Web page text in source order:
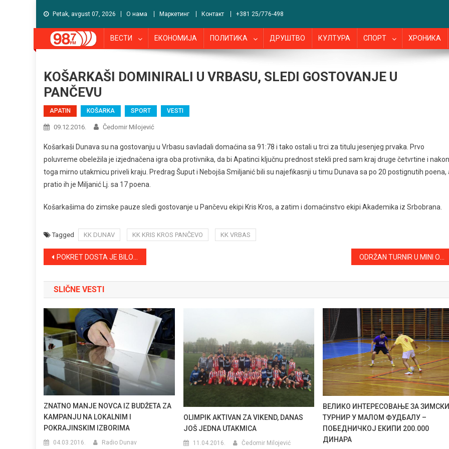
Petak, avgust 07, 2026 О нама Маркетинг Контакт +381 25/776-498
ВЕСТИ ЕКОНОМИЈА ПОЛИТИКА ДРУШТВО КУЛТУРА СПОРТ ХРОНИКА
KOŠARKAŠI DOMINIRALI U VRBASU, SLEDI GOSTOVANJE U
PANČEVU
APATIN KOŠARKA SPORT VESTI
09.12.2016. Čedomir Milojević
Košarkaši Dunava su na gostovanju u Vrbasu savladali domaćina sa 91:78 i tako ostali u trci za titulu jesenjeg prvaka. Prvo
poluvreme obeležila je izjednačena igra oba protivnika, da bi Apatinci ključnu prednost stekli pred sam kraj druge četvrtine i nakon
toga mirno utakmicu priveli kraju. Predrag Šuput i Nebojša Smiljanić bili su najefikasnji u timu Dunava sa po 20 postignutih poena,
pratio ih je Miljanić Lj. sa 17 poena.
Košarkašima do zimske pauze sledi gostovanje u Pančevu ekipi Kris Kros, a zatim i domaćinstvo ekipi Akademika iz Srbobrana.
Tagged KK DUNAV KK KRIS KROS PANČEVO KK VRBAS
Kretanje
članka
POKRET DOSTA JE BILO PODRŽAVA REFERENDUM U ROMSKOM NASELJU ODRŽAN TURNIR U MINI ODBOJCI UČENICA OŠ “ŽARKO ZRENJANIN”
SLIČNE VESTI
ZNATNO MANJE NOVCA IZ BUDŽETA ZA
KAMPANJU NA LOKALNIM I
POKRAJINSKIM IZBORIMA
04.03.2016. Radio Dunav
OLIMPIK AKTIVAN ZA VIKEND, DANAS
JOŠ JEDNA UTAKMICA
11.04.2016. Čedomir Milojević
ВЕЛИКО ИНТЕРЕСОВАЊЕ ЗА
ТУРНИР У МАЛОМ ФУДБАЛУ –
ПОБЕДНИЧКОЈ ЕКИПИ 200.000
ДИНАРА